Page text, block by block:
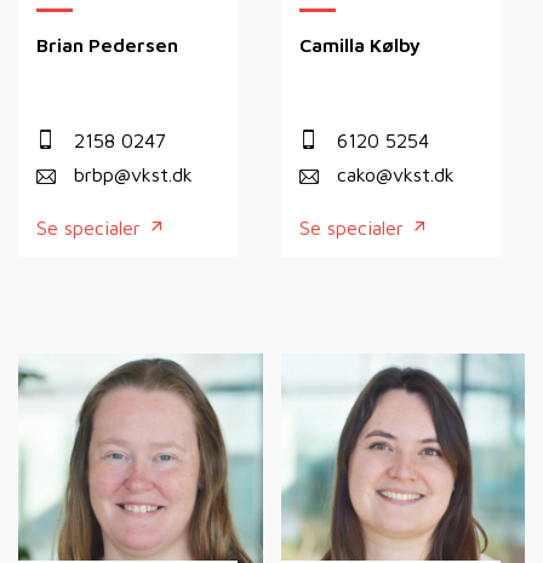
Brian Pedersen
2158 0247
brbp@vkst.dk
Se specialer
Camilla Kølby
6120 5254
cako@vkst.dk
Se specialer